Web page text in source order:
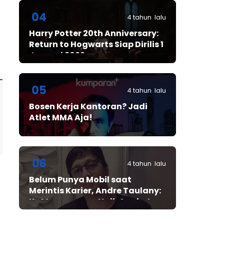
04 4 tahun lalu
Harry Potter 20th Anniversary:
Return to Hogwarts Siap Dirilis 1
Januari 2022
05 4 tahun lalu
Bosen Kerja Kantoran? Jadi
Atlet MMA Aja!
06 4 tahun lalu
Belum Punya Mobil saat
Merintis Karier, Andre Taulany:
Ke Mana-mana Naik Angkot